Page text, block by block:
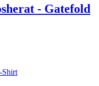
- Gatefold